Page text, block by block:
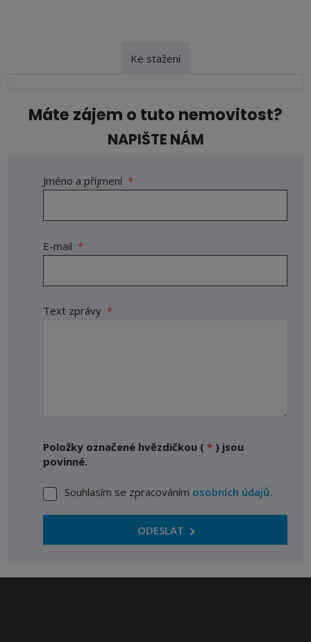
Ke stažení
Máte zájem o tuto nemovitost?
NAPIŠTE NÁM
Jméno a příjmení *
E-mail *
Text zprávy *
Položky označené hvězdičkou ( * ) jsou
povinné.
SouhlasímSouhlasím se zpracováním osobních údajů.
ODESLAT